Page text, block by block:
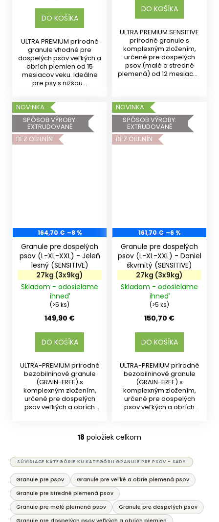
DO KOŠÍKA
ULTRA PREMIUM prírodné
granule vhodné pre
dospelých psov veľkých a
obrích plemien od 15
mesiacov veku. Ideálne
pre psy s nižšou...
DO KOŠÍKA
ULTRA PREMIUM SENSITIVE
prírodné granule s
komplexným zložením,
určené pre dospelých
psov (malé a stredné
plemená) od 12 mesiacov
NOVINKA
SPÔSOB VÝROBY:
EXTRUDOVANÉ
BEZ OBILNÍN
164,70 € –8 %
Granule pre dospelých
psov (L-XL-XXL) - Jeleň
27kg (3x9kg)
Skladom - odosielame
ihneď
(>5 ks)
149,90 €
DO KOŠÍKA
ULTRA-PREMIUM prírodné
bezobilninové granule
(GRAIN-FREE) s
komplexným zložením,
určené pre dospelých
psov veľkých a obrích
NOVINKA
SPÔSOB VÝROBY:
EXTRUDOVANÉ
BEZ OBILNÍN
161,70 € –6 %
Granule pre dospelých
psov (L-XL-XXL) - Daniel
27kg (3x9kg)
Skladom - odosielame
ihneď
(>5 ks)
150,70 €
DO KOŠÍKA
ULTRA-PREMIUM prírodné
bezobilninové granule
(GRAIN-FREE) s
komplexným zložením,
určené pre dospelých
psov veľkých a obrích
O
l
á
d
a
c
i
18 položiek celkom
SÚVISIACE KATEGÓRIE KU KATEGÓRII GRANULE PRE PSOV - SADY
Granule pre psov
Granule pre veľké a obrie plemená psov
Granule pre stredné plemená psov
Granule pre malé plemená psov
Granule pre dospelých psov